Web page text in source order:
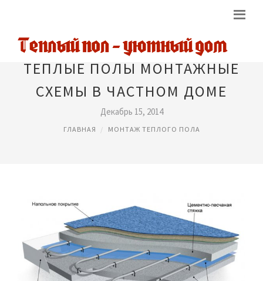
ТЕПЛЫЕ ПОЛЫ МОНТАЖНЫЕ
СХЕМЫ В ЧАСТНОМ ДОМЕ
Декабрь 15, 2014
ГЛАВНАЯ МОНТАЖ ТЕПЛОГО ПОЛА